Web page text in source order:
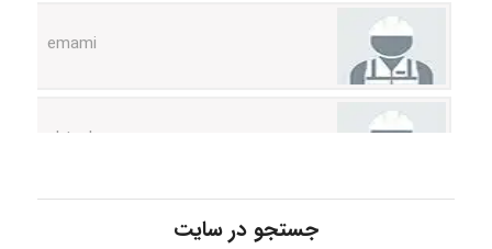
جستجو در سایت